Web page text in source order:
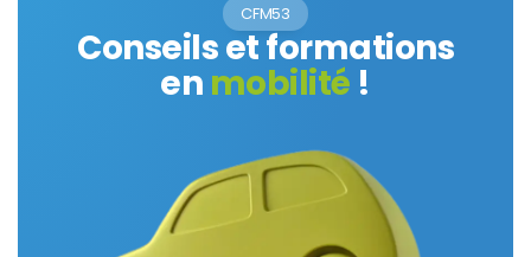
CFM53
Conseils et formations
en mobilité !